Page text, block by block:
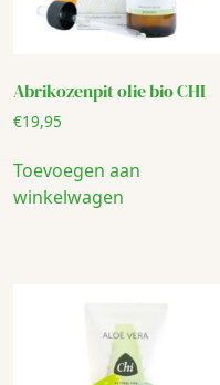
Abrikozenpit olie bio CHI
€19,95
Toevoegen aan
winkelwagen